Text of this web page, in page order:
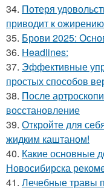
34. Потеря
приводит к
35. Брови 2025:
36. Headlines:
37. Эффективные
простых способов
38. После
восстановление
39. Откройте для
жидким каштаном!
40. Какие основные
Новосибирска
41. Лечебные травы